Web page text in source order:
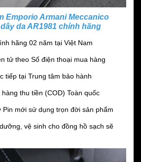
Emporio Armani Meccanico
da AR1981 chính hãng
hãng 02 năm tại Việt Nam
tử theo Số điện thoại mua hàng
tiếp tại Trung tâm bảo hành
hàng thu tiền (COD) Toàn quốc
Pin mới sử dụng trọn đời sản phẩm
vệ sinh cho đồng hồ sạch sẽ